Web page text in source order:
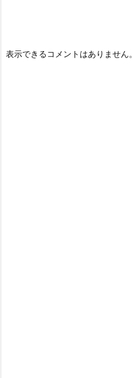
表示できるコメントはありません。